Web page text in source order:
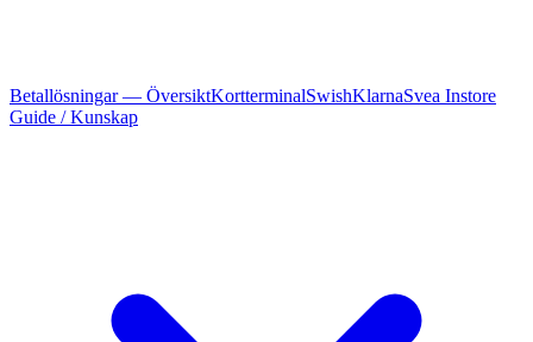
Betallösningar — ÖversiktKortterminalSwishKlarnaSvea Instore
Guide / Kunskap